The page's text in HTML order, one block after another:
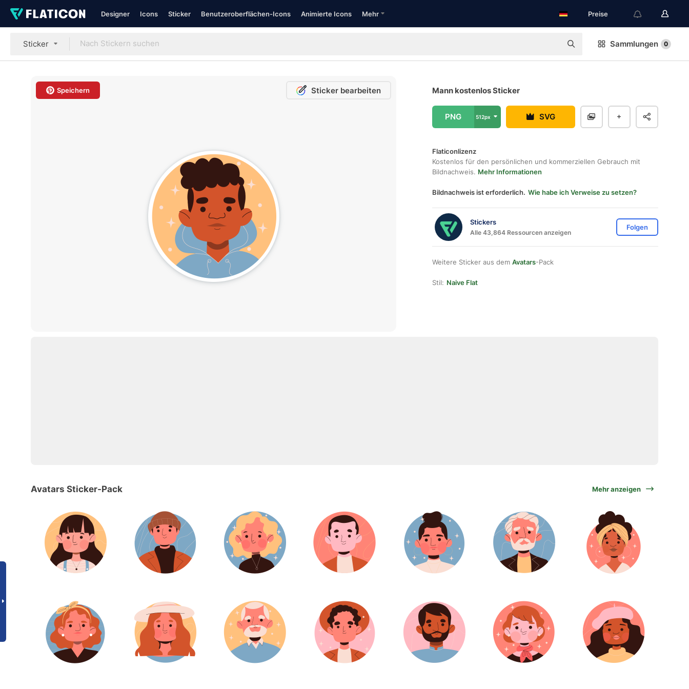
Designer Icons Sticker Benutzeroberflächen-Icons Animierte Icons Mehr Preise
Sticker Sammlungen 0
Speichern Sticker bearbeiten Mann kostenlos Sticker
PNG 512px SVG
Flaticonlizenz
Kostenlos für den persönlichen und kommerziellen Gebrauch mit
Bildnachweis. Mehr Informationen
Bildnachweis ist erforderlich. Wie habe ich Verweise zu setzen?
Stickers
Alle 43,864 Ressourcen anzeigen
Folgen
Weitere Sticker aus dem Avatars-Pack
Stil: Naive Flat
Avatars Sticker-Pack Mehr anzeigen